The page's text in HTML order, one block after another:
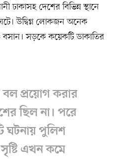
ঢাকাসহ দেশের বিভিন্ন স্থানে
উদ্বিগ্ন লোকজন অনেক
বসান। সড়কে কয়েকটি ডাকাতির
বল প্রয়োগ করার
ছিল না। পরে
ঘটনায় পুলিশ
এখন কমে